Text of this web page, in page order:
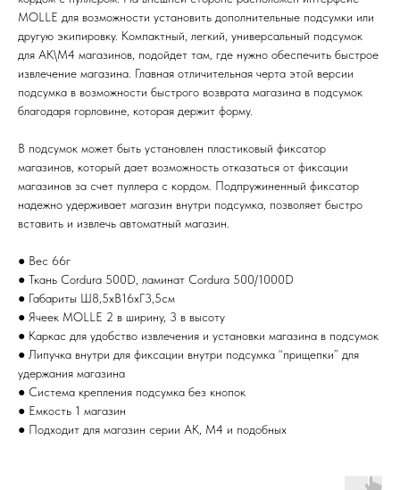
MOLLE для возможности установить дополнительные подсумки или
другую экипировку. Компактный, легкий, универсальный подсумок
для АК\М4 магазинов, подойдет там, где нужно обеспечить быстрое
извлечение магазина. Главная отличительная черта этой версии
подсумка в возможности быстрого возврата магазина в подсумок
благодаря горловине, которая держит форму.
В подсумок может быть установлен пластиковый фиксатор
магазинов, который дает возможность отказаться от фиксации
магазинов за счет пуллера с кордом. Подпружиненный фиксатор
надежно удерживает магазин внутри подсумка, позволяет быстро
вставить и извлечь автоматный магазин.
● Вес 66г
● Ткань Cordura 500D, ламинат Cordura 500/1000D
● Габариты Ш8,5хВ16хГ3,5cм
● Ячеек MOLLE 2 в ширину, 3 в высоту
● Каркас для удобство извлечения и установки магазина в подсумок
● Липучка внутри для фиксации внутри подсумка “прищепки” для
удержания магазина
● Система крепления подсумка без кнопок
● Емкость 1 магазин
● Подходит для магазин серии АК, М4 и подобных